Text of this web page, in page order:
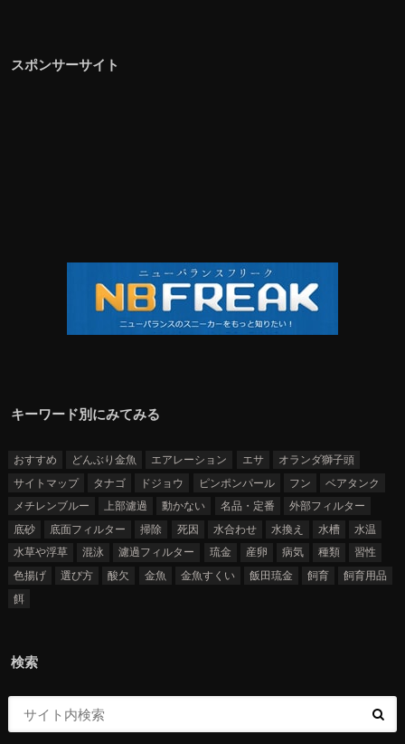
スポンサーサイト
キーワード別にみてみる
おすすめ どんぶり金魚 エアレーション エサ
オランダ獅子頭
サイトマップ
タナゴ ドジョウ ピンポンパール フン
ベアタンク
メチレンブルー
上部濾過 動かない 名品・定番
外部フィルター
底砂
底面フィルター 掃除 死因 水合わせ 水換え 水槽
水温
水草や浮草
混泳 濾過フィルター 琉金 産卵 病気 種類
習性
色揚げ
選び方 酸欠 金魚 金魚すくい 飯田琉金 飼育
飼育用品
餌
検索